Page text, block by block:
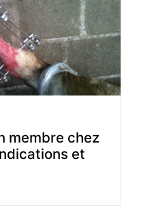
membre chez
et